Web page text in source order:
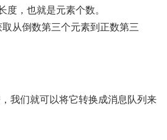
度，也就是元素个数。
从倒数第三个元素到正数第三
我们就可以将它转换成消息队列来